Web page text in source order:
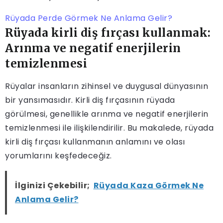
Rüyada Perde Görmek Ne Anlama Gelir?
Rüyada kirli diş fırçası kullanmak:
Arınma ve negatif enerjilerin
temizlenmesi
Rüyalar insanların zihinsel ve duygusal dünyasının
bir yansımasıdır. Kirli diş fırçasının rüyada
görülmesi, genellikle arınma ve negatif enerjilerin
temizlenmesi ile ilişkilendirilir. Bu makalede, rüyada
kirli diş fırçası kullanmanın anlamını ve olası
yorumlarını keşfedeceğiz.
İlginizi Çekebilir; Rüyada Kaza Görmek Ne
Anlama Gelir?